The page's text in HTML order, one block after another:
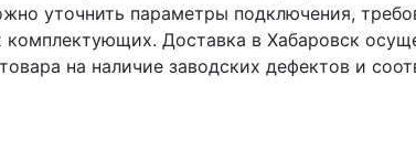
уточнить параметры подключения,
Доставка в Хабаровск
на наличие заводских дефектов и